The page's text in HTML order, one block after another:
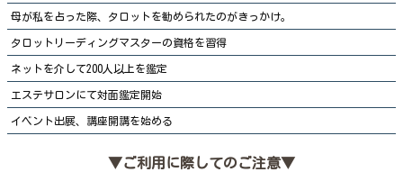
母が私を占った際、タロットを勧められたのがきっかけ。
タロットリーディングマスターの資格を習得
ネットを介して200人以上を鑑定
エステサロンにて対面鑑定開始
イベント出展、講座開講を始める
▼ご利用に際してのご注意▼